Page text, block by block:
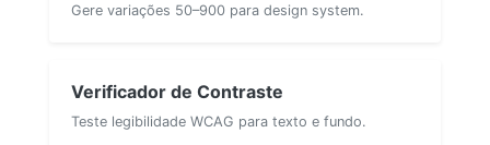
Gere variações 50–900 para design system.
Verificador de Contraste
Teste legibilidade WCAG para texto e fundo.